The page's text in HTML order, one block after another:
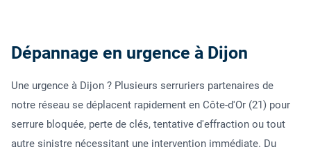
Dépannage en urgence à Dijon
Une urgence à Dijon ? Plusieurs serruriers partenaires de
notre réseau se déplacent rapidement en Côte-d'Or (21) pour
serrure bloquée, perte de clés, tentative d'effraction ou tout
autre sinistre nécessitant une intervention immédiate. Du